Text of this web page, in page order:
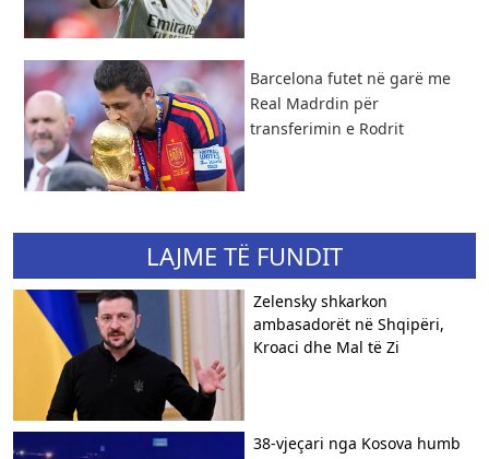
Barcelona futet në garë me
Real Madrdin për
transferimin e Rodrit
LAJME TË FUNDIT
Zelensky shkarkon
ambasadorët në Shqipëri,
Kroaci dhe Mal të Zi
38-vjeçari nga Kosova humb